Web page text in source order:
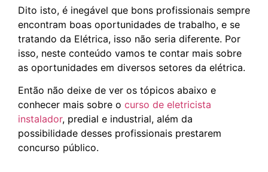
Dito isto, é inegável que bons profissionais sempre
encontram boas oportunidades de trabalho, e se
tratando da Elétrica, isso não seria diferente. Por
isso, neste conteúdo vamos te contar mais sobre
as oportunidades em diversos setores da elétrica.
Então não deixe de ver os tópicos abaixo e
conhecer mais sobre o curso de eletricista
instalador, predial e industrial, além da
possibilidade desses profissionais prestarem
concurso público.